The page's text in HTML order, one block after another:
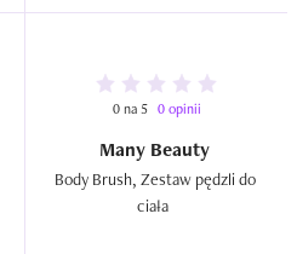
0 na 5 0 opinii
Many Beauty
Body Brush, Zestaw pędzli do